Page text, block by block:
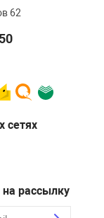
62
сетях
рассылку